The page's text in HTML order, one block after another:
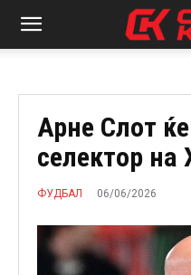
Арне Слот
селектор на
ФУДБАЛ 06/06/2026